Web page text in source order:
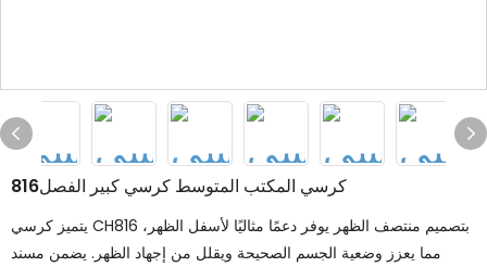
كرسي المكتب المتوسط ​​كرسي كبير الفصل816
يتميز كرسي CH816 بتصميم منتصف الظهر يوفر دعمًا مثاليًا لأسفل الظهر،
مما يعزز وضعية الجسم الصحيحة ويقلل من إجهاد الظهر. يضمن مسند